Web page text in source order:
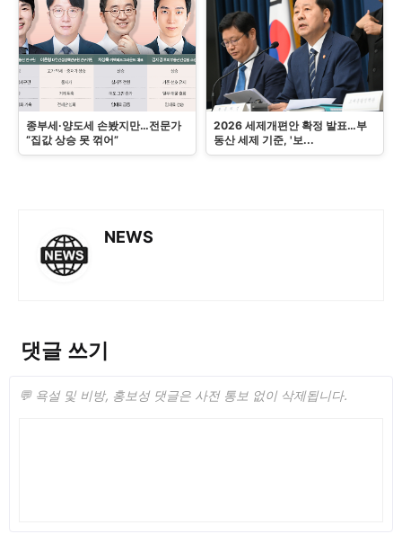
종부세·양도세 손봤지만…전문가
“집값 상승 못 꺾어”
2026 세제개편안 확정 발표…부
동산 세제 기준, '보...
NEWS
댓글 쓰기
💬 욕설 및 비방, 홍보성 댓글은 사전 통보 없이 삭제됩니다.